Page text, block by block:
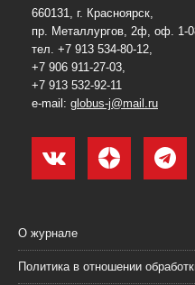
660131, г. Красноярск,
пр. Металлургов, 2ф, оф. 1-
тел. +7 913 534-80-12,
+7 906 911-27-03,
+7 913 532-92-11
e-mail: globus-j@mail.ru
О журнале
Политика в отношении